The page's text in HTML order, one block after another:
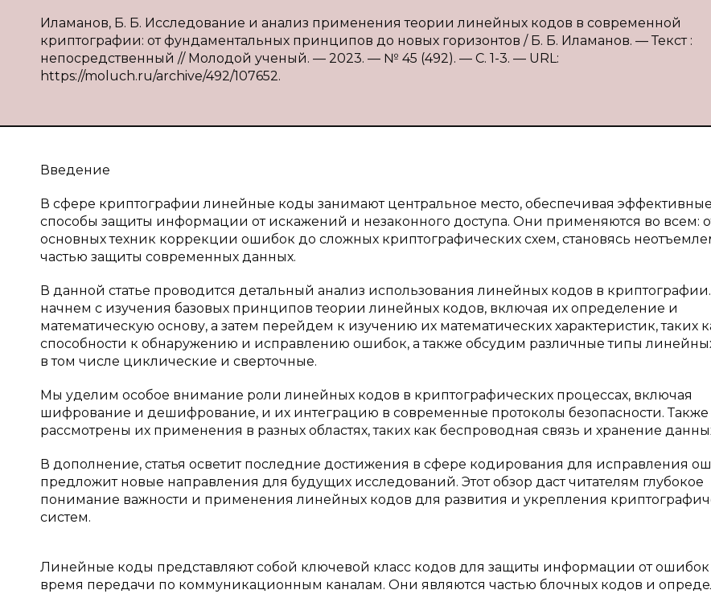
Иламанов, Б. Б. Исследование и анализ применения теории линейных кодов в современной
криптографии: от фундаментальных принципов до новых горизонтов / Б. Б. Иламанов. — Текст :
непосредственный // Молодой ученый. — 2023. — № 45 (492). — С. 1-3. — URL:
https://moluch.ru/archive/492/107652.
Введение
В сфере криптографии линейные коды занимают центральное место, обеспечивая эффективные
способы защиты информации от искажений и незаконного доступа. Они применяются во всем:
основных техник коррекции ошибок до сложных криптографических схем, становясь
частью защиты современных данных.
В данной статье проводится детальный анализ использования линейных кодов в
начнем с изучения базовых принципов теории линейных кодов, включая их определение и
математическую основу, а затем перейдем к изучению их математических характеристик, таких
способности к обнаружению и исправлению ошибок, а также обсудим различные типы
в том числе циклические и сверточные.
Мы уделим особое внимание роли линейных кодов в криптографических процессах, включая
шифрование и дешифрование, и их интеграцию в современные протоколы безопасности. Также
рассмотрены их применения в разных областях, таких как беспроводная связь и хранение
В дополнение, статья осветит последние достижения в сфере кодирования для исправления
предложит новые направления для будущих исследований. Этот обзор даст читателям глубокое
понимание важности и применения линейных кодов для развития и укрепления
систем.
Линейные коды представляют собой ключевой класс кодов для защиты информации от ошибок
время передачи по коммуникационным каналам. Они являются частью блочных кодов и